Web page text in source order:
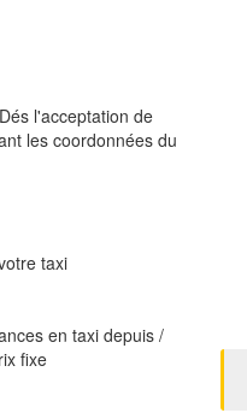
l'acceptation de
les coordonnées du
taxi
en taxi depuis /
fixe